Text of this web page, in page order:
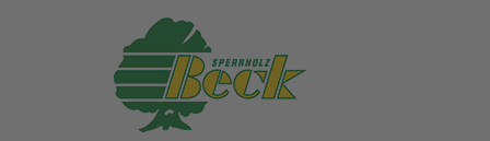
SEITENINHALT
SPRINGEN